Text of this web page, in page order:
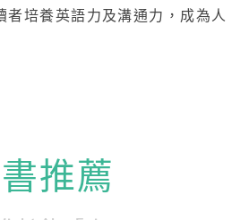
者培養英語力及溝通力，成為人
推薦